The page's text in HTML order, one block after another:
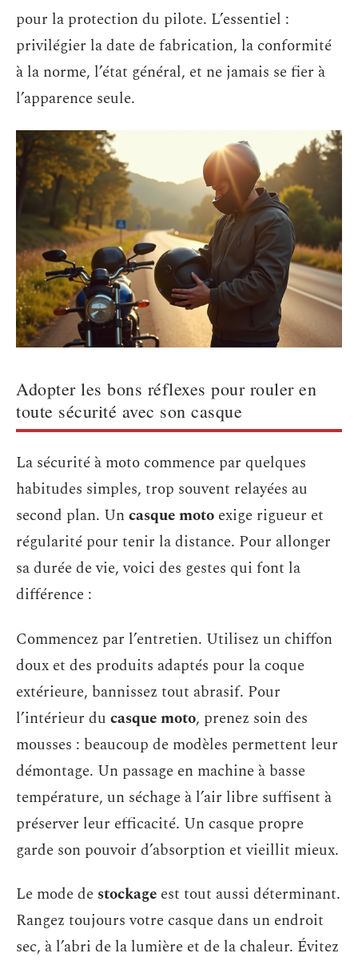
pour la protection du pilote. L’essentiel :
privilégier la date de fabrication, la conformité
à la norme, l’état général, et ne jamais se fier à
l’apparence seule.
Adopter les bons réflexes pour rouler en
toute sécurité avec son casque
La sécurité à moto commence par quelques
habitudes simples, trop souvent relayées au
second plan. Uncasque moto exige rigueur et
régularité pour tenir la distance. Pour allonger
sa durée de vie, voici des gestes qui font la
différence :
Commencez par l’entretien. Utilisez un chiffon
doux et des produits adaptés pour la coque
extérieure, bannissez tout abrasif. Pour
l’intérieur du casque moto, prenez soin des
mousses : beaucoup de modèles permettent leur
démontage. Un passage en machine à basse
température, un séchage à l’air libre suffisent à
préserver leur efficacité. Un casque propre
garde son pouvoir d’absorption et vieillit mieux.
Le mode de stockage est tout aussi déterminant.
Rangez toujours votre casque dans un endroit
sec, à l’abri de la lumière et de la chaleur. Évitez